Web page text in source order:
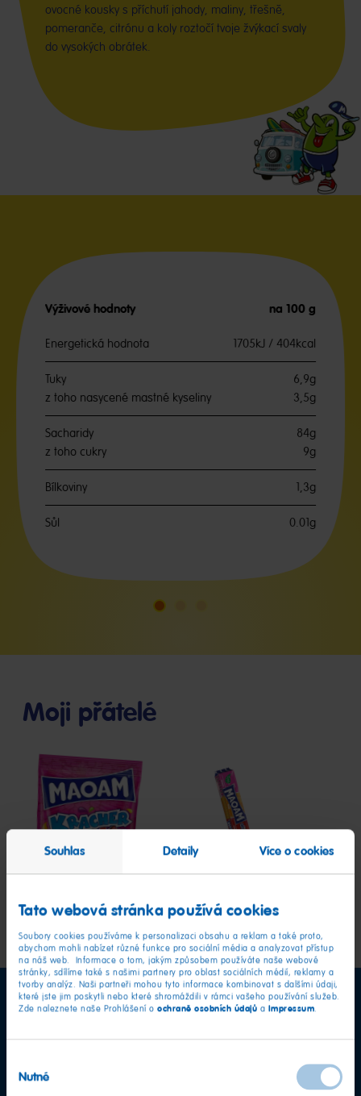
Souhlas Detaily Více o cookies
Tato webová stránka používá cookies
Soubory cookies používáme k personalizaci obsahu a reklam a také proto,
abychom mohli nabízet různé funkce pro sociální média a analyzovat přístup
na náš web. Informace o tom, jakým způsobem používáte naše webové
stránky, sdílíme také s našimi partnery pro oblast sociálních médií, reklamy a
tvorby analýz. Naši partneři mohou tyto informace kombinovat s dalšími údaji,
které jste jim poskytli nebo které shromáždili v rámci vašeho používání služeb.
Zde naleznete naše Prohlášení o ochraně osobních údajů a Impressum.
souhlasu
Nutné
ovocné kousky s příchutí jahody, maliny, třešně,
pomeranče, citrónu a koly roztočí tvoje žvýkací svaly
do vysokých obrátek.
Výživové hodnoty na 100 g
Energetická hodnota 1705kJ / 404kcal
Tuky
6,9g
z toho nasycené mastné kyseliny
3,5g
Sacharidy
84g
z toho cukry
9g
Bílkoviny 1,3g
Sůl 0.01g
Jdi
1
2
3
Moji přátelé
MAOAM
Kracher
MAOAM
Bloxx